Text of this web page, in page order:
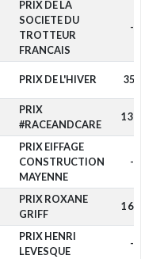
PRIX DE LA
SOCIETE DU
TROTTEUR
FRANCAIS
-
PRIX DE L'HIVER 350
PRIX
#RACEANDCARE
1
PRIX EIFFAGE
CONSTRUCTION
MAYENNE
-
PRIX ROXANE
GRIFF
1
PRIX HENRI
LEVESQUE
-